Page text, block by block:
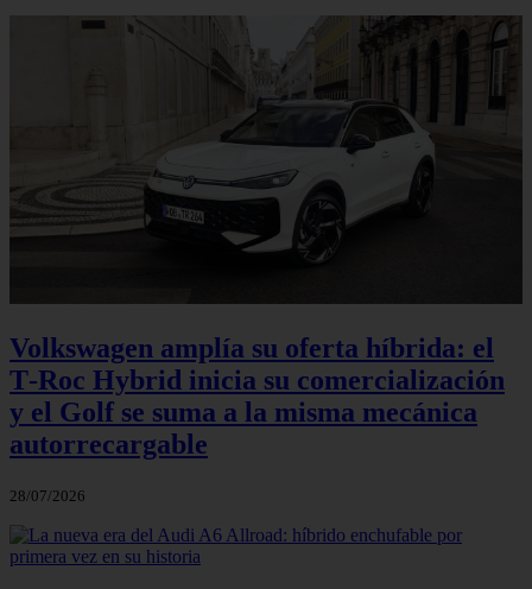
Volkswagen amplía su oferta híbrida: el
T‑Roc Hybrid inicia su comercialización
y el Golf se suma a la misma mecánica
autorrecargable
28/07/2026